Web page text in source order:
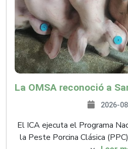
2026-
El ICA ejecuta el Programa
la Peste Porcina Clásica